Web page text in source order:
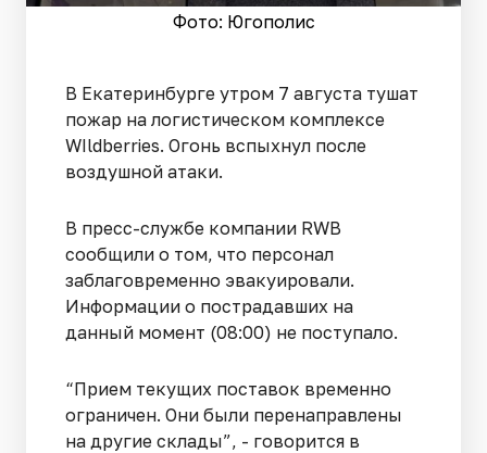
Фото: Югополис
В Екатеринбурге утром 7 августа тушат
пожар на логистическом комплексе
WIldberries. Огонь вспыхнул после
воздушной атаки.
В пресс-службе компании RWB
сообщили о том, что персонал
заблаговременно эвакуировали.
Информации о пострадавших на
данный момент (08:00) не поступало.
“Прием текущих поставок временно
ограничен. Они были перенаправлены
на другие склады”, - говорится в